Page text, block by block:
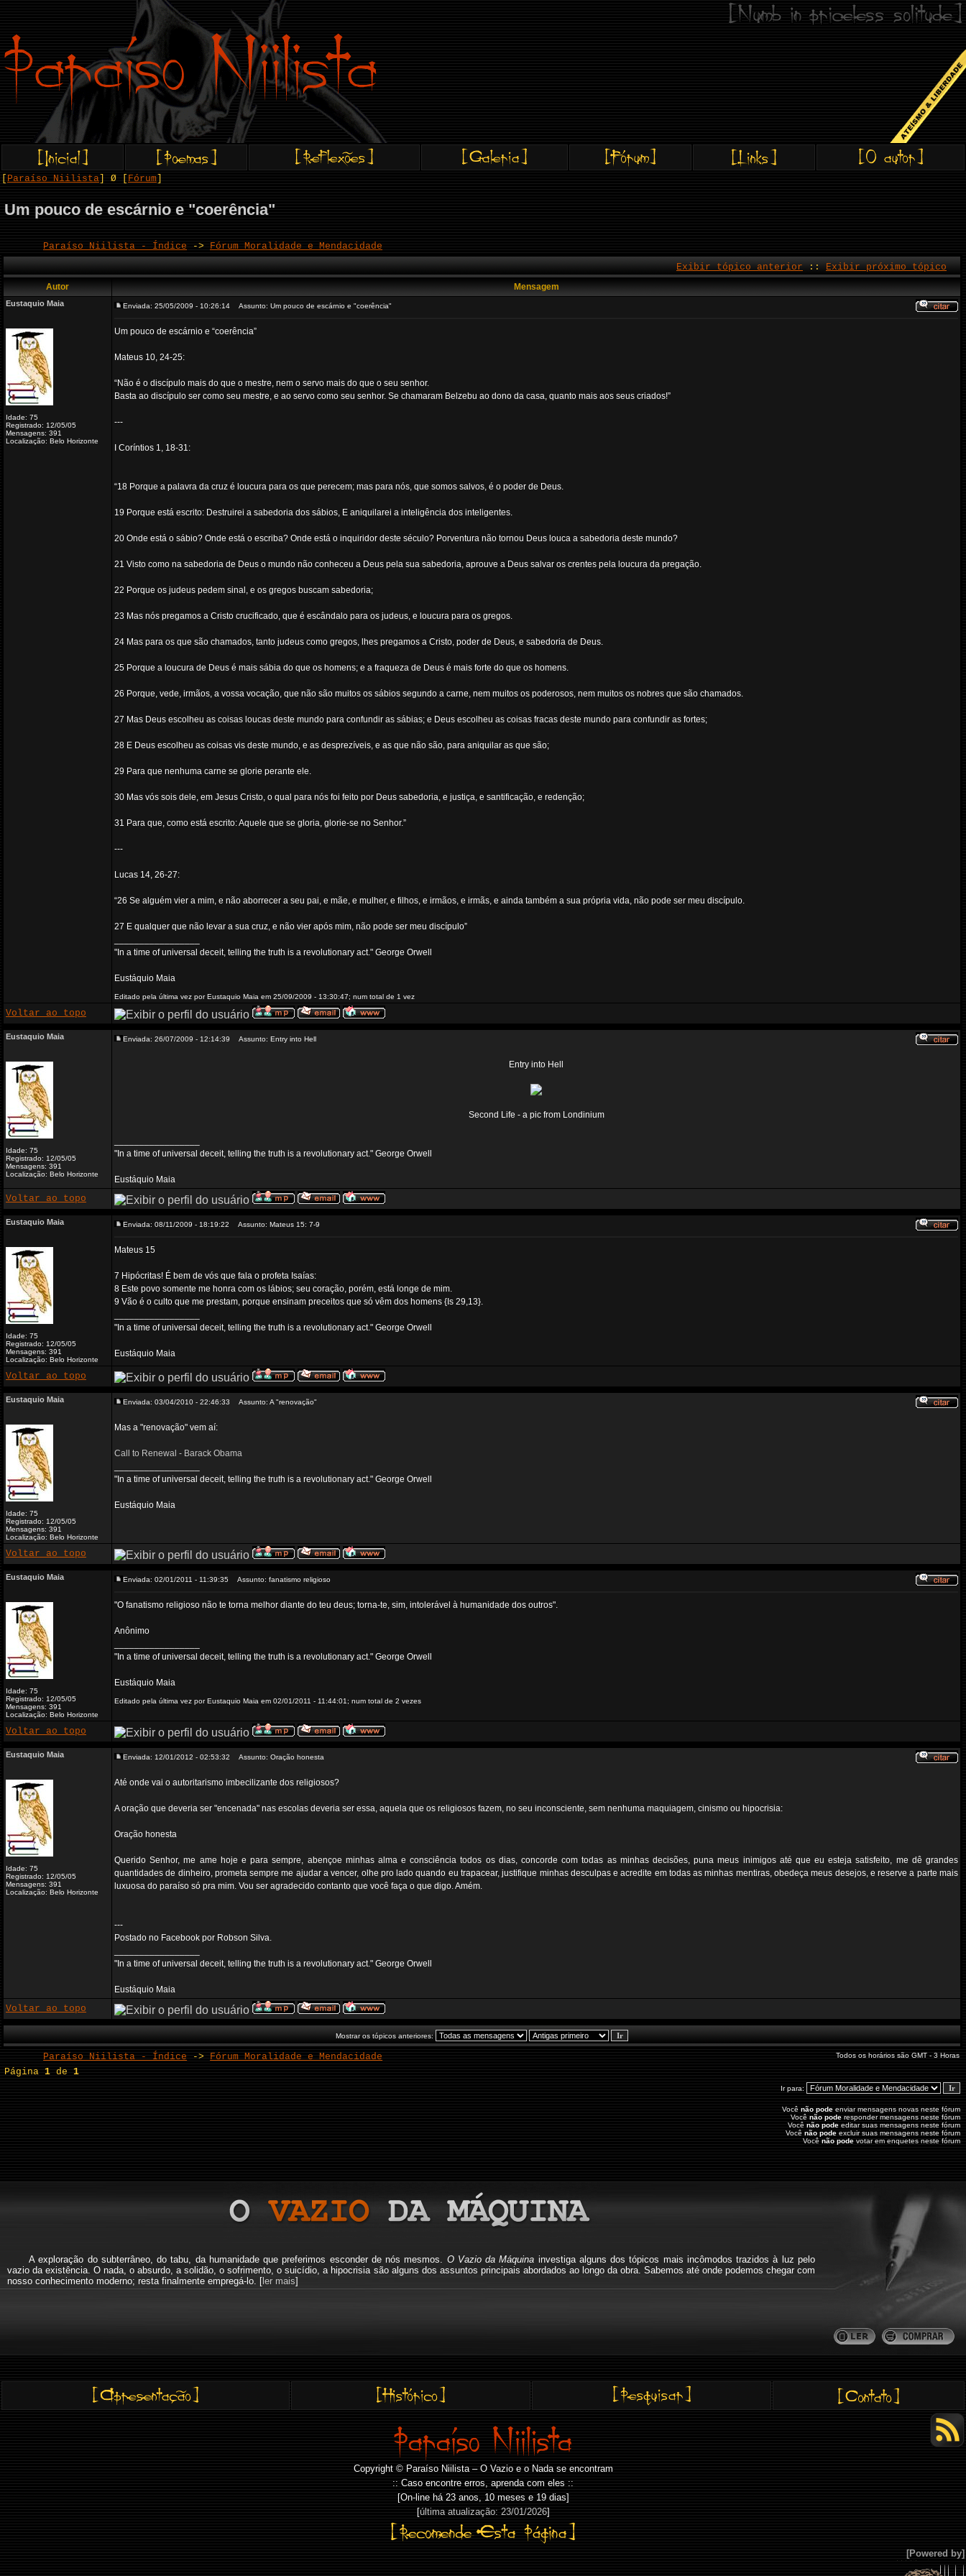
Paraíso Niilista ] Ø [ Fórum
Um pouco de escárnio e "coerência"
Paraíso Niilista - Índice -> Fórum Moralidade e Mendacidade
Exibir tópico anterior :: Exibir próximo tópico
Autor Mensagem
Eustaquio Maia
Idade: 75
Registrado: 12/05/05
Mensagens: 391
Localização: Belo Horizonte
Enviada: 25/05/2009 - 10:26:14 Assunto: Um pouco de escárnio e "coerência"
Um pouco de escárnio e “coerência”
Mateus 10, 24-25:
“Não é o discípulo mais do que o mestre, nem o servo mais do que o seu senhor.
Basta ao discípulo ser como seu mestre, e ao servo como seu senhor. Se chamaram Belzebu ao dono da casa, quanto mais aos seus criados!”
---
I Coríntios 1, 18-31:
“18 Porque a palavra da cruz é loucura para os que perecem; mas para nós, que somos salvos, é o poder de Deus.
19 Porque está escrito: Destruirei a sabedoria dos sábios, E aniquilarei a inteligência dos inteligentes.
20 Onde está o sábio? Onde está o escriba? Onde está o inquiridor deste século? Porventura não tornou Deus louca a sabedoria deste mundo?
21 Visto como na sabedoria de Deus o mundo não conheceu a Deus pela sua sabedoria, aprouve a Deus salvar os crentes pela loucura da pregação.
22 Porque os judeus pedem sinal, e os gregos buscam sabedoria;
23 Mas nós pregamos a Cristo crucificado, que é escândalo para os judeus, e loucura para os gregos.
24 Mas para os que são chamados, tanto judeus como gregos, lhes pregamos a Cristo, poder de Deus, e sabedoria de Deus.
25 Porque a loucura de Deus é mais sábia do que os homens; e a fraqueza de Deus é mais forte do que os homens.
26 Porque, vede, irmãos, a vossa vocação, que não são muitos os sábios segundo a carne, nem muitos os poderosos, nem muitos os nobres que são chamados.
27 Mas Deus escolheu as coisas loucas deste mundo para confundir as sábias; e Deus escolheu as coisas fracas deste mundo para confundir as fortes;
28 E Deus escolheu as coisas vis deste mundo, e as desprezíveis, e as que não são, para aniquilar as que são;
29 Para que nenhuma carne se glorie perante ele.
30 Mas vós sois dele, em Jesus Cristo, o qual para nós foi feito por Deus sabedoria, e justiça, e santificação, e redenção;
31 Para que, como está escrito: Aquele que se gloria, glorie-se no Senhor.”
---
Lucas 14, 26-27:
“26 Se alguém vier a mim, e não aborrecer a seu pai, e mãe, e mulher, e filhos, e irmãos, e irmãs, e ainda também a sua própria vida, não pode ser meu discípulo.
27 E qualquer que não levar a sua cruz, e não vier após mim, não pode ser meu discípulo”
"In a time of universal deceit, telling the truth is a revolutionary act." George Orwell
Eustáquio Maia
Editado pela última vez por Eustaquio Maia em 25/09/2009 - 13:30:47; num total de 1 vez
Voltar ao topo
Eustaquio Maia
Idade: 75
Registrado: 12/05/05
Mensagens: 391
Localização: Belo Horizonte
Enviada: 26/07/2009 - 12:14:39 Assunto: Entry into Hell
Entry into Hell
Second Life - a pic from Londinium
"In a time of universal deceit, telling the truth is a revolutionary act." George Orwell
Eustáquio Maia
Voltar ao topo
Eustaquio Maia
Idade: 75
Registrado: 12/05/05
Mensagens: 391
Localização: Belo Horizonte
Enviada: 08/11/2009 - 18:19:22 Assunto: Mateus 15: 7-9
Mateus 15
7 Hipócritas! É bem de vós que fala o profeta Isaías:
8 Este povo somente me honra com os lábios; seu coração, porém, está longe de mim.
9 Vão é o culto que me prestam, porque ensinam preceitos que só vêm dos homens {Is 29,13}.
"In a time of universal deceit, telling the truth is a revolutionary act." George Orwell
Eustáquio Maia
Voltar ao topo
Eustaquio Maia
Idade: 75
Registrado: 12/05/05
Mensagens: 391
Localização: Belo Horizonte
Enviada: 03/04/2010 - 22:46:33 Assunto: A "renovação"
Mas a "renovação" vem aí:
Call to Renewal - Barack Obama
"In a time of universal deceit, telling the truth is a revolutionary act." George Orwell
Eustáquio Maia
Voltar ao topo
Eustaquio Maia
Idade: 75
Registrado: 12/05/05
Mensagens: 391
Localização: Belo Horizonte
Enviada: 02/01/2011 - 11:39:35 Assunto: fanatismo religioso
"O fanatismo religioso não te torna melhor diante do teu deus; torna-te, sim, intolerável à humanidade dos outros".
Anônimo
"In a time of universal deceit, telling the truth is a revolutionary act." George Orwell
Eustáquio Maia
Editado pela última vez por Eustaquio Maia em 02/01/2011 - 11:44:01; num total de 2 vezes
Voltar ao topo
Eustaquio Maia
Idade: 75
Registrado: 12/05/05
Mensagens: 391
Localização: Belo Horizonte
Enviada: 12/01/2012 - 02:53:32 Assunto: Oração honesta
Até onde vai o autoritarismo imbecilizante dos religiosos?
A oração que deveria ser "encenada" nas escolas deveria ser essa, aquela que os religiosos fazem, no seu inconsciente, sem nenhuma maquiagem, cinismo ou hipocrisia:
Oração honesta
Querido Senhor, me ame hoje e para sempre, abençoe minhas alma e consciência todos os dias, concorde com todas as minhas decisões, puna meus inimigos até que eu esteja satisfeito, me dê grandes
quantidades de dinheiro, prometa sempre me ajudar a vencer, olhe pro lado quando eu trapacear, justifique minhas desculpas e acredite em todas as minhas mentiras, obedeça meus desejos, e reserve a parte mais
luxuosa do paraíso só pra mim. Vou ser agradecido contanto que você faça o que digo. Amém.
---
Postado no Facebook por Robson Silva.
"In a time of universal deceit, telling the truth is a revolutionary act." George Orwell
Eustáquio Maia
Voltar ao topo
Mostrar os tópicos anteriores:
Paraíso Niilista - Índice -> Fórum Moralidade e Mendacidade Todos os horários são GMT - 3 Horas
Página1 de1
Ir para:
Vocênão pode enviar mensagens novas neste fórum
Vocênão pode responder mensagens neste fórum
Vocênão pode editar suas mensagens neste fórum
Vocênão pode excluir suas mensagens neste fórum
Vocênão pode votar em enquetes neste fórum
A exploração do subterrâneo, do tabu, da humanidade que preferimos esconder de nós mesmos. O Vazio da Máquina investiga alguns dos tópicos mais incômodos trazidos à luz pelo
vazio da existência. O nada, o absurdo, a solidão, o sofrimento, o suicídio, a hipocrisia são alguns dos assuntos principais abordados ao longo da obra. Sabemos até onde podemos chegar com
nosso conhecimento moderno; resta finalmente empregá-lo. [ler mais]
Copyright © Paraíso Niilista – O Vazio e o Nada se encontram
:: Caso encontre erros, aprenda com eles ::
[On-line há 23 anos, 10 meses e 19 dias]
[última atualização: 23/01/2026]
[Powered by]